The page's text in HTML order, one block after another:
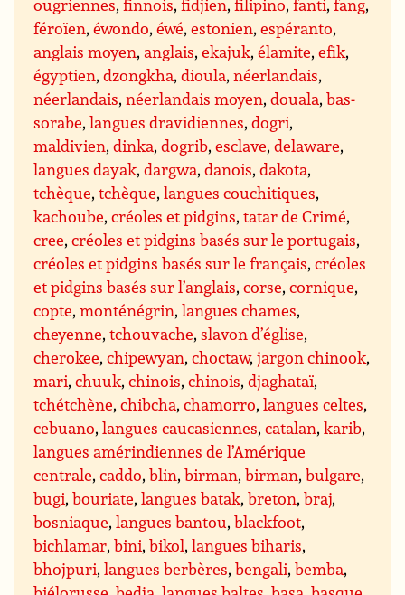
ougriennes,finnois,fidjien,filipino,fanti,fang,
féroïen,éwondo,éwé,estonien,espéranto,
anglais moyen,anglais,ekajuk,élamite,efik,
égyptien,dzongkha,dioula,néerlandais,
néerlandais,néerlandais moyen,douala,bas-
sorabe,langues dravidiennes,dogri,
maldivien,dinka,dogrib,esclave,delaware,
langues dayak,dargwa,danois,dakota,
tchèque,tchèque,langues couchitiques,
kachoube,créoles et pidgins,tatar de Crimé,
cree,créoles et pidgins basés sur le portugais,
créoles et pidgins basés sur le français,créoles
et pidgins basés sur l’anglais,corse,cornique,
copte,monténégrin,langues chames,
cheyenne,tchouvache,slavon d’église,
cherokee,chipewyan,choctaw,jargon chinook,
mari,chuuk,chinois,chinois,djaghataï,
tchétchène,chibcha,chamorro,langues celtes,
cebuano,langues caucasiennes,catalan,karib,
langues amérindiennes de l’Amérique
centrale,caddo,blin,birman,birman,bulgare,
bugi,bouriate,langues batak,breton,braj,
bosniaque,langues bantou,blackfoot,
bichlamar,bini,bikol,langues biharis,
bhojpuri,langues berbères,bengali,bemba,